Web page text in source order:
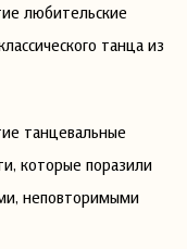
любительские
танца из
танцевальные
которые поразили
неповторимыми